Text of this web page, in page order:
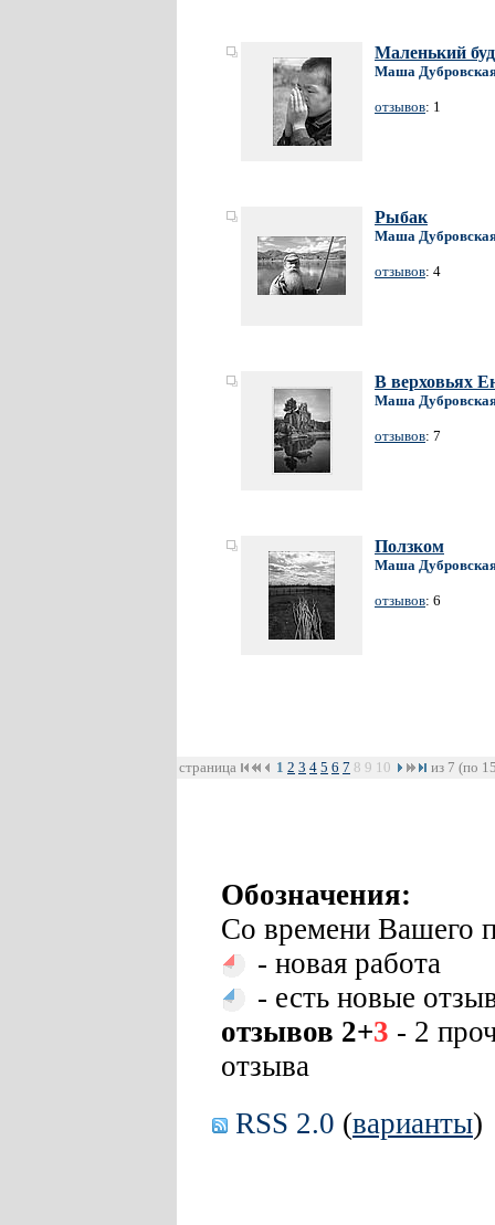
Маленький
Маша
отзывов: 1
Рыбак
Маша
отзывов: 4
В верховьях
Маша
отзывов: 7
Ползком
Маша
отзывов: 6
страница 1 2 3 4 5 6 7 8 9 10 из 7 (по
Обозначения:
Со времени Вашего
- новая работа
- есть новые
отзывов 2+3 - 2
отзыва
RSS 2.0 (варианты)